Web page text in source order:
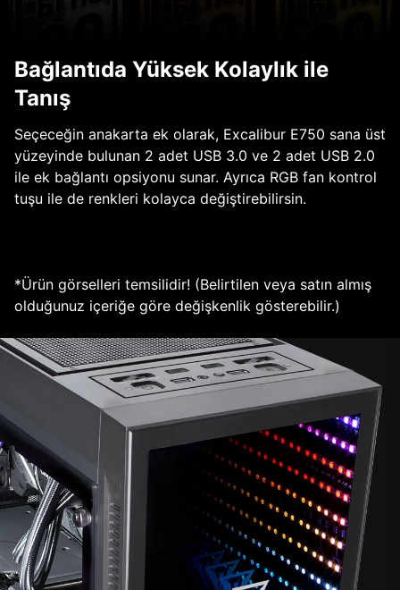
Bağlantıda Yüksek Kolaylık ile
Tanış
Seçeceğin anakarta ek olarak, Excalibur E750 sana üst
yüzeyinde bulunan 2 adet USB 3.0 ve 2 adet USB 2.0
ile ek bağlantı opsiyonu sunar. Ayrıca RGB fan kontrol
tuşu ile de renkleri kolayca değiştirebilirsin.
*Ürün görselleri temsilidir! (Belirtilen veya satın almış
olduğunuz içeriğe göre değişkenlik gösterebilir.)